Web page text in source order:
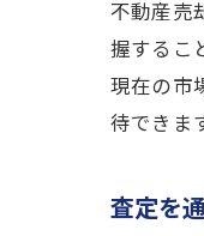
不動産売
握するこ
現在の市
待できま
査定を